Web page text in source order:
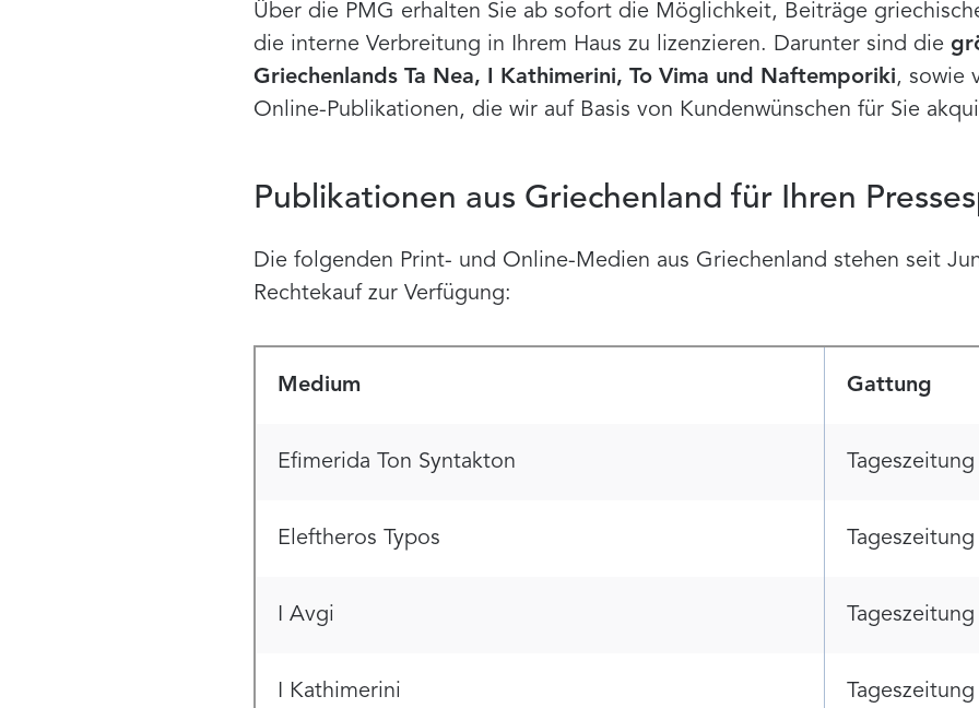
Über die PMG erhalten Sie ab sofort die Möglichkeit, Beiträge
die interne Verbreitung in Ihrem Haus zu lizenzieren. Darunter sind die
Griechenlands Ta Nea, I Kathimerini, To Vima und Naftemporiki, sowie
Online-Publikationen, die wir auf Basis von Kundenwünschen für Sie
Publikationen aus Griechenland für Ihren
Die folgenden Print- und Online-Medien aus Griechenland stehen seit
Rechtekauf zur Verfügung:
Medium Gattung
Efimerida Ton Syntakton Tageszeitung
Eleftheros Typos Tageszeitung
I Avgi Tageszeitung
I Kathimerini Tageszeitung